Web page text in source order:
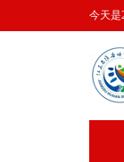
今天是